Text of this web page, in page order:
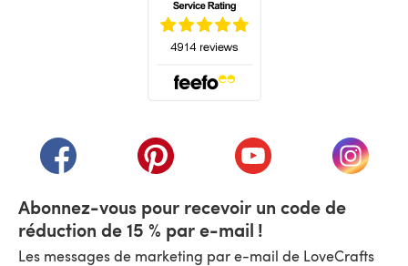
(s'ouvre dans un nouvel onglet)
(s'ouvre dans un nouvel onglet)
(s'ouvre dans un(s'ouvre
Abonnez-vous pour recevoir un code de
réduction de 15 % par e-mail !
Les messages de marketing par e-mail de LoveCrafts